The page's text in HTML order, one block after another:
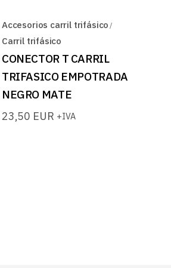
Accesorios carril trifásico
Carril trifásico
CONECTOR T CARRIL
TRIFASICO EMPOTRADA
NEGRO MATE
23,50 EUR +IVA